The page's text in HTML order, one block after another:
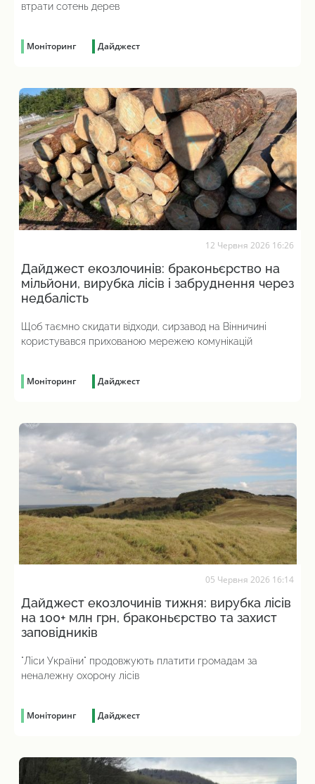
втрати сотень дерев
Моніторинг Дайджест
12 Червня 2026 16:26
Дайджест екозлочинів: браконьєрство на
мільйони, вирубка лісів і забруднення через
недбалість
Щоб таємно скидати відходи, сирзавод на Вінничині
користувався прихованою мережею комунікацій
Моніторинг Дайджест
05 Червня 2026 16:14
Дайджест екозлочинів тижня: вирубка лісів
на 100+ млн грн, браконьєрство та захист
заповідників
"Ліси України" продовжують платити громадам за
неналежну охорону лісів
Моніторинг Дайджест